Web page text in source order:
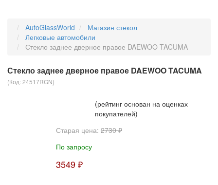
AutoGlassWorld
Магазин стекол
Легковые автомобили
Стекло заднее дверное правое DAEWOO TACUMA
Стекло заднее дверное правое DAEWOO TACUMA
(Код:24517RGN)
(рейтинг основан на оценках
покупателей)
Старая цена: 2730 ₽
По запросу
3549 ₽